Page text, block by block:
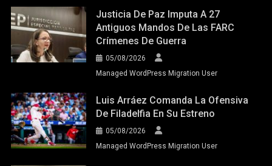
Justicia De Paz Imputa A 27
Antiguos Mandos De Las FARC
Crímenes De Guerra
05/08/2026
Managed WordPress Migration User
Luis Arráez Comanda La Ofensiva
De Filadelfia En Su Estreno
05/08/2026
Managed WordPress Migration User